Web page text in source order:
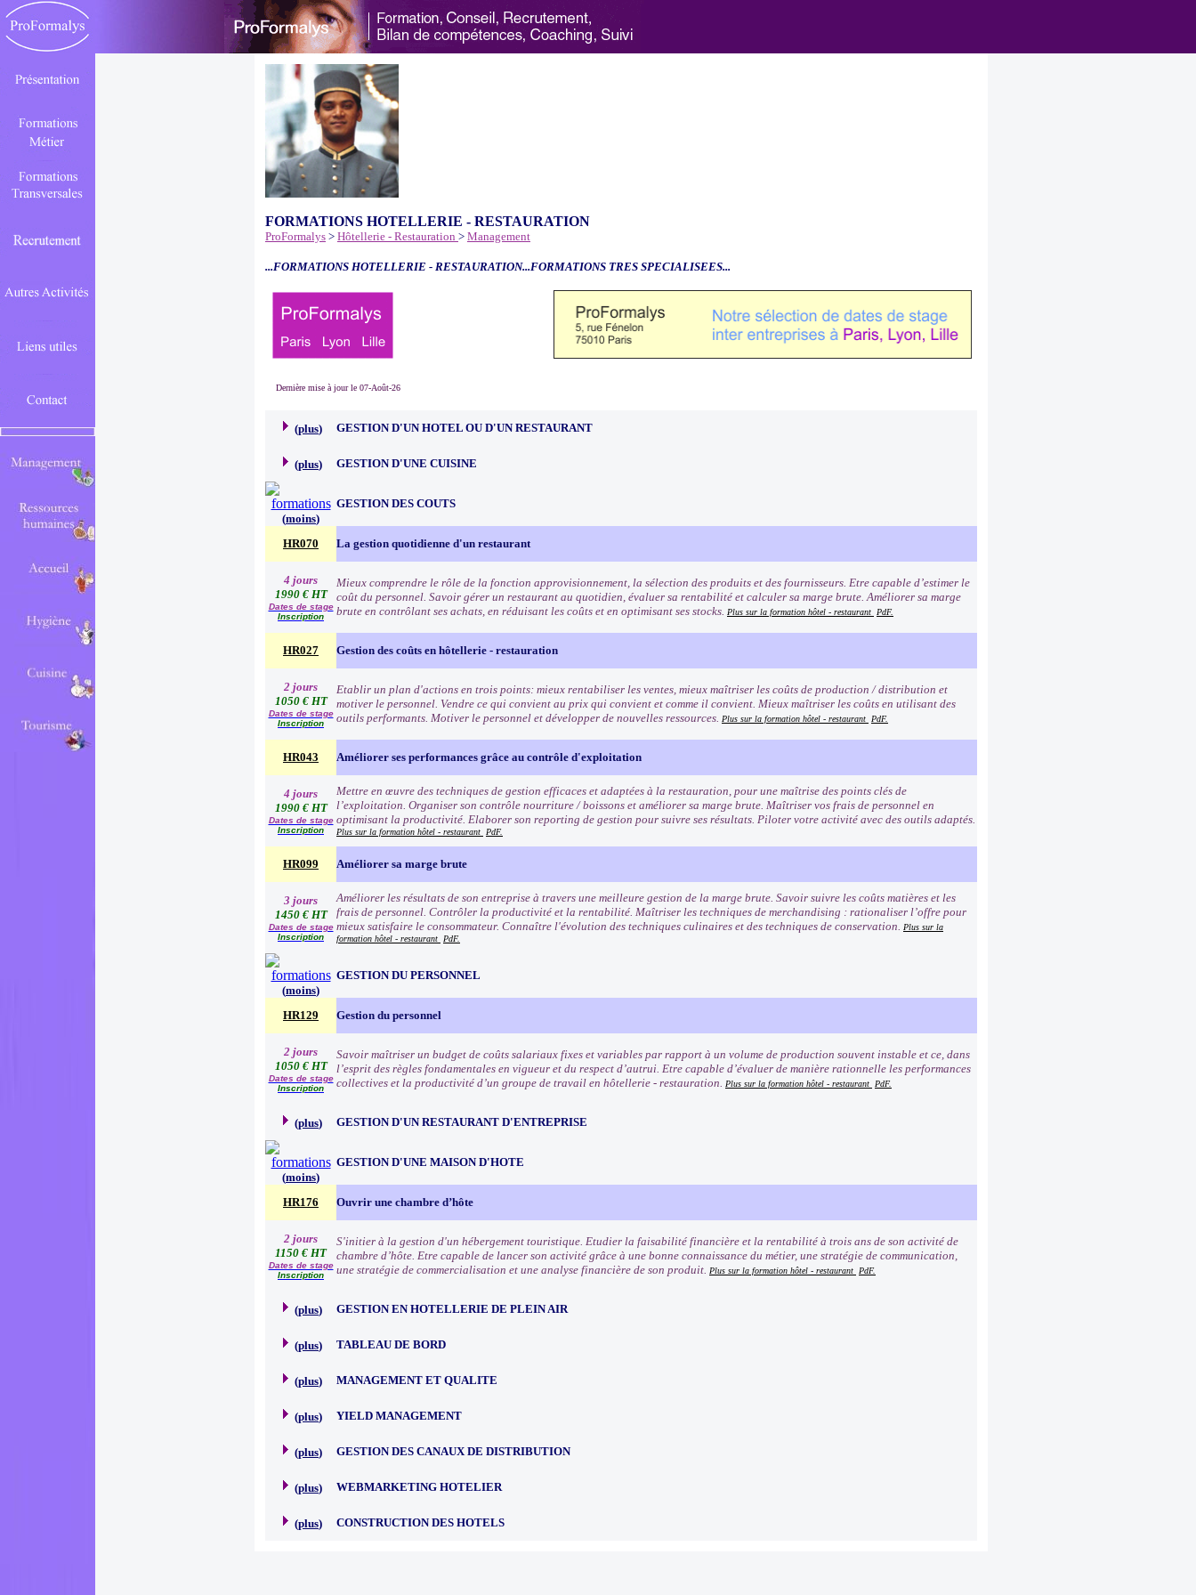
FORMATIONS HOTELLERIE - RESTAURATION
ProFormalys > Hôtellerie - Restauration > Management
...FORMATIONS HOTELLERIE - RESTAURATION...FORMATIONS TRES SPECIALISEES...
Dernière mise à jour le 07-Août-26
(plus) GESTION D'UN HOTEL OU D'UN RESTAURANT
(plus) GESTION D'UNE CUISINE
(moins)
GESTION DES COUTS
HR070 La gestion quotidienne d'un restaurant
4 jours
1990 € HT
Dates de stage
Inscription
Mieux comprendre le rôle de la fonction approvisionnement, la sélection des produits et des fournisseurs. Etre capable d’estimer le
coût du personnel. Savoir gérer un restaurant au quotidien, évaluer sa rentabilité et calculer sa marge brute. Améliorer sa marge
brute en contrôlant ses achats, en réduisant les coûts et en optimisant ses stocks. Plus sur la formation hôtel - restaurant PdF.
HR027 Gestion des coûts en hôtellerie - restauration
2 jours
1050 € HT
Dates de stage
Inscription
Etablir un plan d'actions en trois points: mieux rentabiliser les ventes, mieux maîtriser les coûts de production / distribution et
motiver le personnel. Vendre ce qui convient au prix qui convient et comme il convient. Mieux maîtriser les coûts en utilisant des
outils performants. Motiver le personnel et développer de nouvelles ressources. Plus sur la formation hôtel - restaurant PdF.
HR043 Améliorer ses performances grâce au contrôle d'exploitation
4 jours
1990 € HT
Dates de stage
Inscription
Mettre en œuvre des techniques de gestion efficaces et adaptées à la restauration, pour une maîtrise des points clés de
l’exploitation. Organiser son contrôle nourriture / boissons et améliorer sa marge brute. Maîtriser vos frais de personnel en
optimisant la productivité. Elaborer son reporting de gestion pour suivre ses résultats. Piloter votre activité avec des outils adaptés.
Plus sur la formation hôtel - restaurant PdF.
HR099 Améliorer sa marge brute
3 jours
1450 € HT
Dates de stage
Inscription
Améliorer les résultats de son entreprise à travers une meilleure gestion de la marge brute. Savoir suivre les coûts matières et les
frais de personnel. Contrôler la productivité et la rentabilité. Maîtriser les techniques de merchandising : rationaliser l’offre pour
mieux satisfaire le consommateur. Connaître l'évolution des techniques culinaires et des techniques de conservation. Plus sur la
formation hôtel - restaurant
PdF.
(moins)
GESTION DU PERSONNEL
HR129 Gestion du personnel
2 jours
1050 € HT
Dates de stage
Inscription
Savoir maîtriser un budget de coûts salariaux fixes et variables par rapport à un volume de production souvent instable et ce, dans
l’esprit des règles fondamentales en vigueur et du respect d’autrui. Etre capable d’évaluer de manière rationnelle les performances
collectives et la productivité d’un groupe de travail en hôtellerie - restauration. Plus sur la formation hôtel - restaurant PdF.
(plus) GESTION D'UN RESTAURANT D'ENTREPRISE
(moins)
GESTION D'UNE MAISON D'HOTE
HR176 Ouvrir une chambre d’hôte
2 jours
1150 € HT
Dates de stage
Inscription
S'initier à la gestion d'un hébergement touristique. Etudier la faisabilité financière et la rentabilité à trois ans de son activité de
chambre d’hôte. Etre capable de lancer son activité grâce à une bonne connaissance du métier, une stratégie de communication,
une stratégie de commercialisation et une analyse financière de son produit. Plus sur la formation hôtel - restaurant PdF.
(plus) GESTION EN HOTELLERIE DE PLEIN AIR
(plus) TABLEAU DE BORD
(plus) MANAGEMENT ET QUALITE
(plus) YIELD MANAGEMENT
(plus) GESTION DES CANAUX DE DISTRIBUTION
(plus) WEBMARKETING HOTELIER
(plus) CONSTRUCTION DES HOTELS